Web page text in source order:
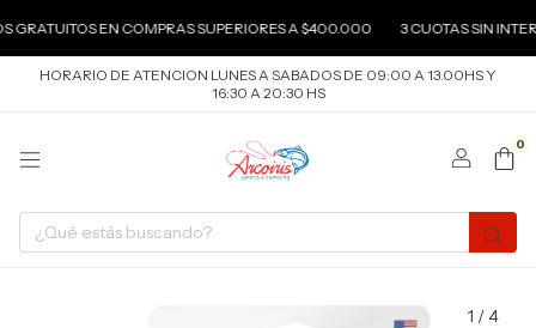
EN COMPRAS SUPERIORES A $400.000 3 CUOTAS SIN
HORARIO DE ATENCION LUNES A SABADOS DE 09:00 A 13.00HS Y
16:30 A 20:30 HS
0
1 /4